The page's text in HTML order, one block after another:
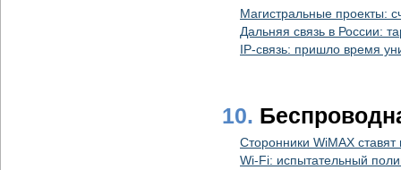
Магистральные проекты:
Дальняя связь в России:
IP-связь: пришло время
10.
Сторонники WiMAX
Wi-Fi: испытательный